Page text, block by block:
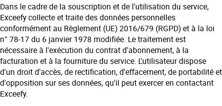
Dans le cadre de la souscription et de l'utilisation du service,
Exceefy collecte et traite des données personnelles
conformément au Règlement (UE) 2016/679 (RGPD) et à la loi
n° 78-17 du 6 janvier 1978 modifiée. Le traitement est
nécessaire à l'exécution du contrat d'abonnement, à la
facturation et à la fourniture du service. L'utilisateur dispose
d'un droit d'accès, de rectification, d'effacement, de portabilité et
d'opposition sur ses données, qu'il peut exercer en contactant
Exceefy.